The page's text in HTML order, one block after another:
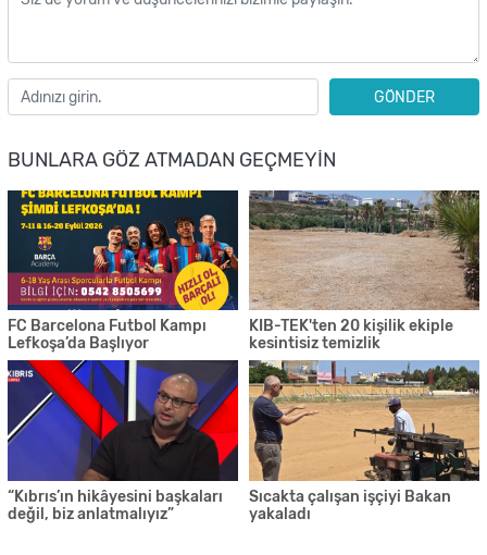
GÖNDER
BUNLARA GÖZ ATMADAN GEÇMEYIN
FC Barcelona Futbol Kampı
Lefkoşa’da Başlıyor
KIB-TEK'ten 20 kişilik ekiple
kesintisiz temizlik
“Kıbrıs’ın hikâyesini başkaları
değil, biz anlatmalıyız”
Sıcakta çalışan işçiyi Bakan
yakaladı